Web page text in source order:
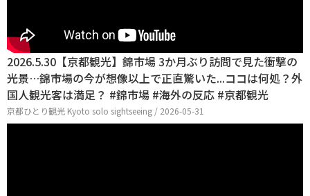
2026.5.30【京都観光】錦市場 3か月ぶり訪問で見た衝撃の
光景…錦市場の今が想像以上で正直驚いた...ココは何処？外
国人観光客は満足？ #錦市場 #海外の反応 #京都観光
京都ひとり観光 Kyoto solo sightseeing / 2026-05-31